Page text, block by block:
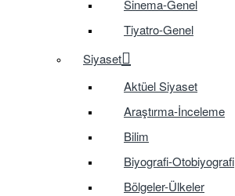
Sinema-Genel
Tiyatro-Genel
Siyaset
Aktüel Siyaset
Araştırma-İnceleme
Bilim
Biyografi-Otobiyografi
Bölgeler-Ülkeler